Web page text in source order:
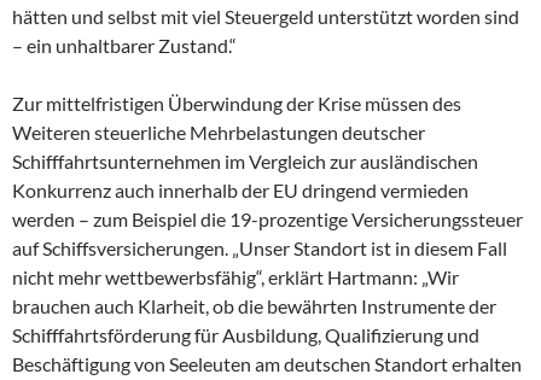
hätten und selbst mit viel Steuergeld unterstützt worden sind
– ein unhaltbarer Zustand.“
Zur mittelfristigen Überwindung der Krise müssen des
Weiteren steuerliche Mehrbelastungen deutscher
Schifffahrtsunternehmen im Vergleich zur ausländischen
Konkurrenz auch innerhalb der EU dringend vermieden
werden – zum Beispiel die 19-prozentige Versicherungssteuer
auf Schiffsversicherungen. „Unser Standort ist in diesem Fall
nicht mehr wettbewerbsfähig“, erklärt Hartmann: „Wir
brauchen auch Klarheit, ob die bewährten Instrumente der
Schifffahrtsförderung für Ausbildung, Qualifizierung und
Beschäftigung von Seeleuten am deutschen Standort erhalten